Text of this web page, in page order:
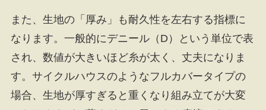
また、生地の「厚み」も耐久性を左右する指標に
なります。一般的にデニール（D）という単位で表
され、数値が大きいほど糸が太く、丈夫になりま
す。サイクルハウスのようなフルカバータイプの
場合、生地が厚すぎると重くなり組み立てが大変